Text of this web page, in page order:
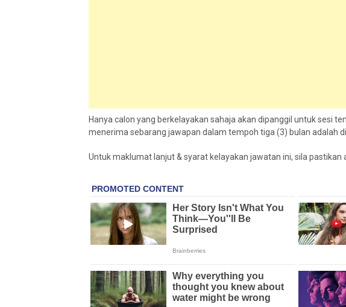
Hanya calon yang berkelayakan sahaja akan dipanggil untuk sesi
menerima sebarang jawapan dalam tempoh tiga (3) bulan adalah
Untuk maklumat lanjut & syarat kelayakan jawatan ini, sila pastikan